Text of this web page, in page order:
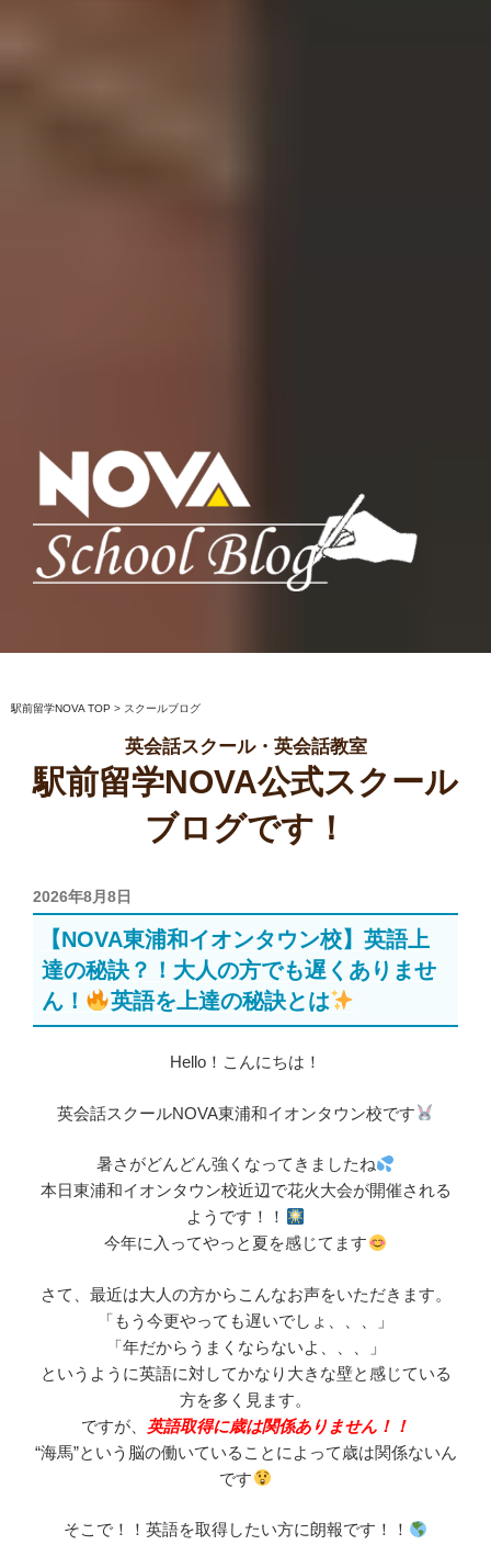
駅前留学NOVA【公式】スクールブロ
駅前留学NOVA TOP > スクールブログ
英会話スクール・英会話教室
駅前留学NOVA公式スクール
ブログです！
投
稿
2026年8月8日
【NOVA東浦和イオンタウン校】英語上
達の秘訣？！大人の方でも遅くありませ
ん！
英語を上達の秘訣とは
Hello！こんにちは！
英会話スクールNOVA東浦和イオンタウン校です
暑さがどんどん強くなってきましたね
本日東浦和イオンタウン校近辺で花火大会が開催される
ようです！！
今年に入ってやっと夏を感じてます
さて、最近は大人の方からこんなお声をいただきます。
「もう今更やっても遅いでしょ、、、」
「年だからうまくならないよ、、、」
というように英語に対してかなり大きな壁と感じている
方を多く見ます。
ですが、 英語取得に歳は関係ありません！！
“海馬”という脳の働いていることによって歳は関係ないん
です
そこで！！英語を取得したい方に朗報です！！